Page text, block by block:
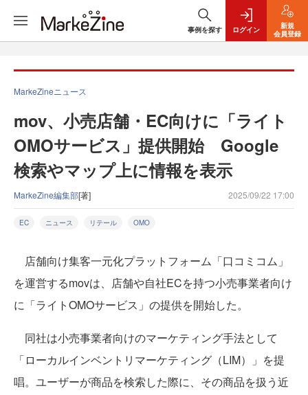
事例を探す ログイン
新規
会員登録
MarkeZineニュース
mov、小売店舗・EC向けに「ライト
OMOサービス」提供開始 Google
検索やマップ上に情報を表示
MarkeZine編集部[著] 2025/09/22 17:00
EC ニュース リテール OMO
店舗向け集客一元化プラットフォーム「口コミコム」
を運営するmovは、店舗や自社ECを持つ小売事業者向け
に「ライトOMOサービス」の提供を開始した。
同社は小売事業者向けのマーケティング手法として
「ローカルインベントリマーケティング（LIM）」を提
唱。ユーザーが商品を検索した際に、その商品を扱う近